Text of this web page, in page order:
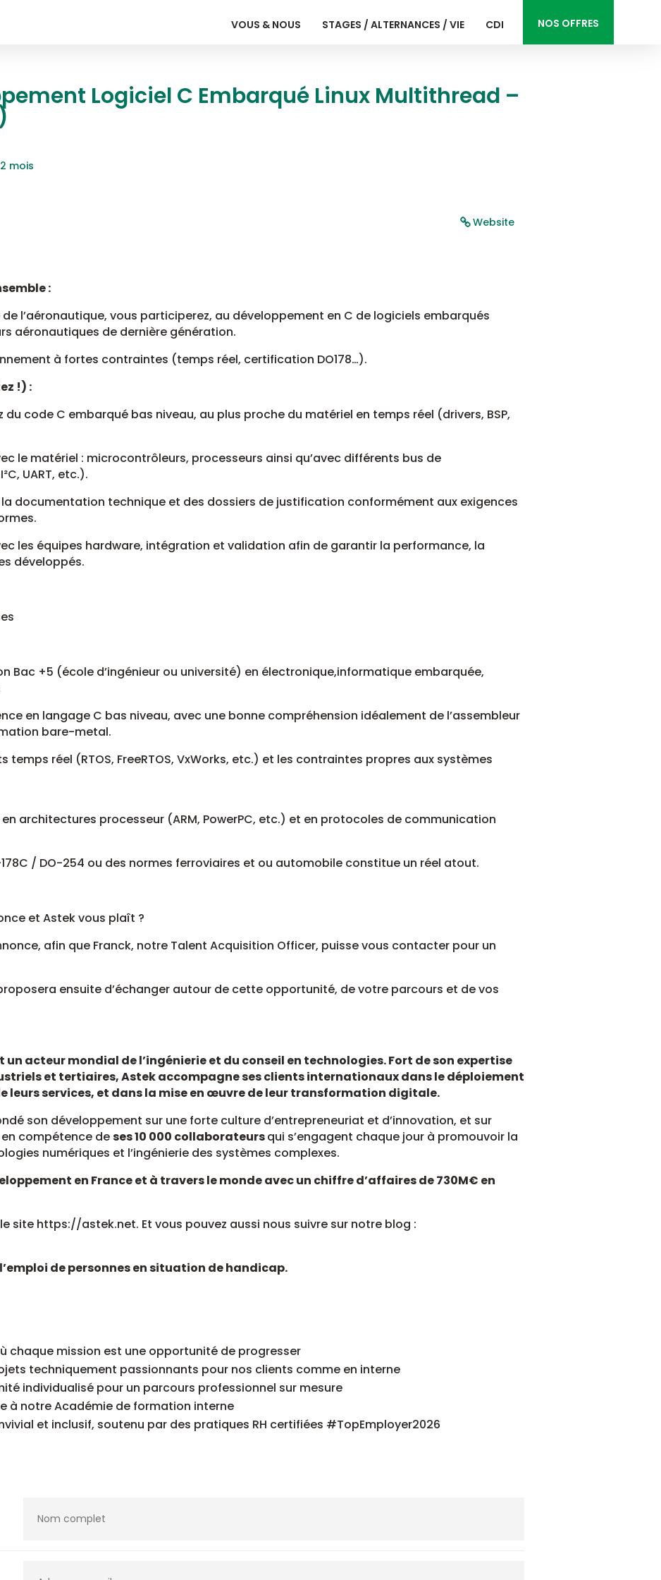
NOS OFFRES
VOUS & NOUS STAGES / ALTERNANCES / VIE CDI
Logiciel C Embarqué Linux Multithread –
mois
Website
:
l’aéronautique, vous participerez, au développement en C de logiciels embarqués
aéronautiques de dernière génération.
à fortes contraintes (temps réel, certification DO178…).
!) :
code C embarqué bas niveau, au plus proche du matériel en temps réel (drivers, BSP,
le matériel : microcontrôleurs, processeurs ainsi qu’avec différents bus de
UART, etc.).
documentation technique et des dossiers de justification conformément aux exigences
les équipes hardware, intégration et validation afin de garantir la performance, la
développés.
Bac +5 (école d’ingénieur ou université) en électronique,informatique embarquée,
en langage C bas niveau, avec une bonne compréhension idéalement de l’assembleur
bare-metal.
temps réel (RTOS, FreeRTOS, VxWorks, etc.) et les contraintes propres aux systèmes
architectures processeur (ARM, PowerPC, etc.) et en protocoles de communication
/ DO-254 ou des normes ferroviaires et ou automobile constitue un réel atout.
et Astek vous plaît ?
afin que Franck, notre Talent Acquisition Officer, puisse vous contacter pour un
ensuite d’échanger autour de cette opportunité, de votre parcours et de vos
un acteur mondial de l’ingénierie et du conseil en technologies. Fort de son expertise
et tertiaires, Astek accompagne ses clients internationaux dans le déploiement
leurs services, et dans la mise en œuvre de leur transformation digitale.
son développement sur une forte culture d’entrepreneuriat et d’innovation, et sur
compétence deses 10 000 collaborateursqui s’engagent chaque jour à promouvoir la
numériques et l’ingénierie des systèmes complexes.
en France et à travers le monde avec un chiffre d’affaires de 730M€ en
site https://astek.net. Et vous pouvez aussi nous suivre sur notre blog :
de personnes en situation de handicap.
chaque mission est une opportunité de progresser
techniquement passionnants pour nos clients comme en interne
individualisé pour un parcours professionnel sur mesure
à notre Académie de formation interne
et inclusif, soutenu par des pratiques RH certifiées #TopEmployer2026